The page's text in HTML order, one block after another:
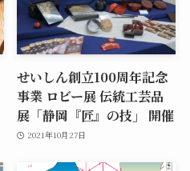
せいしん創立100周年記念
事業 ロビー展 伝統工芸品
展「静岡『匠』の技」 開催
2021年10月27日